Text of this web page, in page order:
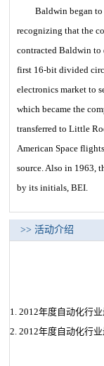
Baldwin began
recognizing that the
contracted Baldwin to
first 16-bit divided
electronics market to
which became the
transferred to Little
American Space
source. Also in 1963,
by its initials, BEI.
>> 活动介绍
1. 2012年度自动化行
2. 2012年度自动化行